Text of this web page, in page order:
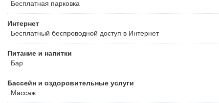
Бесплатная парковка
Интернет
Бесплатный беспроводной доступ в Интернет
Питание и напитки
Бар
Бассейн и оздоровительные услуги
Массаж